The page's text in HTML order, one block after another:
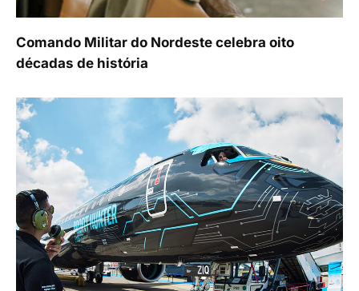
Comando Militar do Nordeste celebra oito
décadas de história